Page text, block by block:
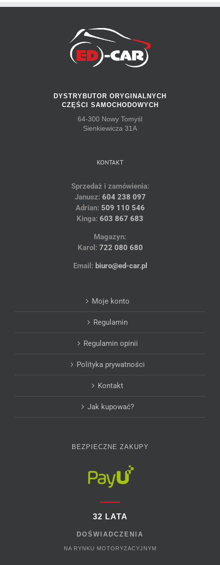
DYSTRYBUTOR ORYGINALNYCH
CZĘŚCI SAMOCHODOWYCH
64-300 Nowy Tomyśl
Sienkiewicza 31A
KONTAKT
Sprzedaż i zamówienia:
Janusz: 604 238 097
Adrian: 509 110 546
Kinga: 603 867 683
Magazyn:
Karol: 722 080 680
Email: biuro@ed-car.pl
Moje konto
Regulamin
Regulamin opinii
Polityka prywatności
Kontakt
Jak kupować?
BEZPIECZNE ZAKUPY
32 LATA
DOŚWIADCZENIA
NA RYNKU MOTORYZACYJNYM